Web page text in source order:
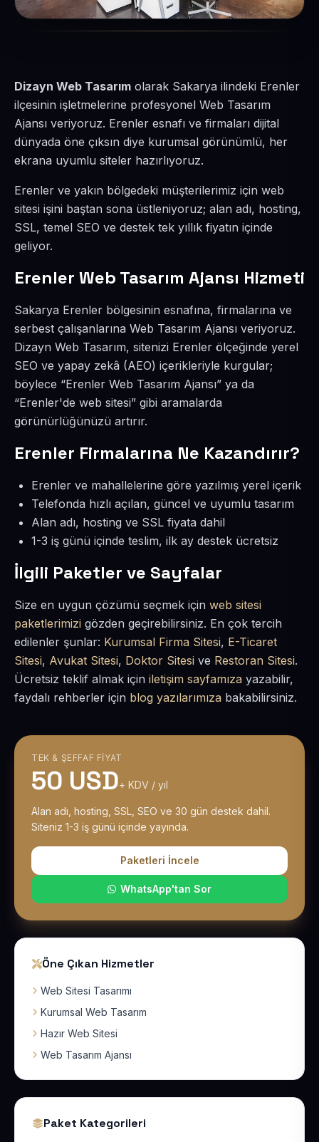
Dizayn Web Tasarım olarak Sakarya ilindeki Erenler
ilçesinin işletmelerine profesyonel Web Tasarım
Ajansı veriyoruz. Erenler esnafı ve firmaları dijital
dünyada öne çıksın diye kurumsal görünümlü, her
ekrana uyumlu siteler hazırlıyoruz.
Erenler ve yakın bölgedeki müşterilerimiz için web
sitesi işini baştan sona üstleniyoruz; alan adı, hosting,
SSL, temel SEO ve destek tek yıllık fiyatın içinde
geliyor.
Erenler Web Tasarım Ajansı Hizmeti
Sakarya Erenler bölgesinin esnafına, firmalarına ve
serbest çalışanlarına Web Tasarım Ajansı veriyoruz.
Dizayn Web Tasarım, sitenizi Erenler ölçeğinde yerel
SEO ve yapay zekâ (AEO) içerikleriyle kurgular;
böylece “Erenler Web Tasarım Ajansı” ya da
“Erenler'de web sitesi” gibi aramalarda
görünürlüğünüzü artırır.
Erenler Firmalarına Ne Kazandırır?
Erenler ve mahallelerine göre yazılmış yerel içerik
Telefonda hızlı açılan, güncel ve uyumlu tasarım
Alan adı, hosting ve SSL fiyata dahil
1-3 iş günü içinde teslim, ilk ay destek ücretsiz
İlgili Paketler ve Sayfalar
Size en uygun çözümü seçmek için web sitesi
paketlerimizi gözden geçirebilirsiniz. En çok tercih
edilenler şunlar: Kurumsal Firma Sitesi, E-Ticaret
Sitesi, Avukat Sitesi, Doktor Sitesi ve Restoran Sitesi.
Ücretsiz teklif almak için iletişim sayfamıza yazabilir,
faydalı rehberler için blog yazılarımıza bakabilirsiniz.
TEK & ŞEFFAF FIYAT
50 USD+ KDV / yıl
Alan adı, hosting, SSL, SEO ve 30 gün destek dahil.
Siteniz 1-3 iş günü içinde yayında.
Paketleri İncele
WhatsApp'tan Sor
Öne Çıkan Hizmetler
Web Sitesi Tasarımı
Kurumsal Web Tasarım
Hazır Web Sitesi
Web Tasarım Ajansı
Paket Kategorileri